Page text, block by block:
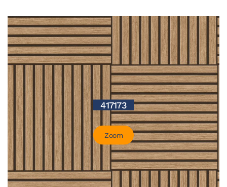
417173
Zoom